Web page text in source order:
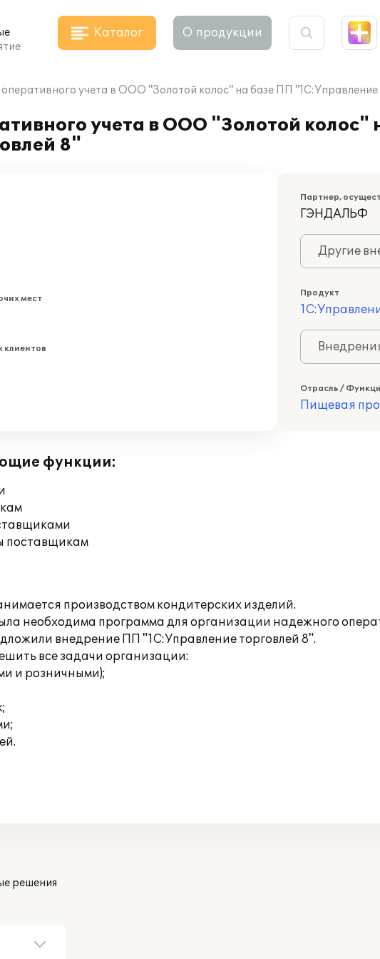
Каталог О продукции
учета в ООО "Золотой колос" на базе ПП "1С:Управление
учета в ООО "Золотой колос"
8"
мест
клиентов
Партнер,
ГЭНДАЛЬФ
Другие
Продукт
Отрасль /
Пищевая
функции:
поставщикам
производством кондитерских изделий.
необходима программа для организации надежного
внедрение ПП "1С:Управление торговлей 8".
все задачи организации:
и розничными);
решения